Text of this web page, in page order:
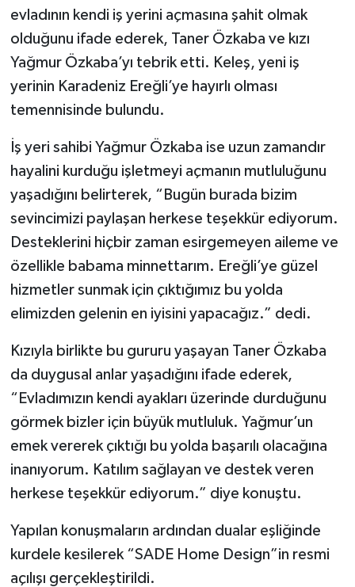
evladının kendi iş yerini açmasına şahit olmak
olduğunu ifade ederek, Taner Özkaba ve kızı
Yağmur Özkaba’yı tebrik etti. Keleş, yeni iş
yerinin Karadeniz Ereğli’ye hayırlı olması
temennisinde bulundu.
İş yeri sahibi Yağmur Özkaba ise uzun zamandır
hayalini kurduğu işletmeyi açmanın mutluluğunu
yaşadığını belirterek, “Bugün burada bizim
sevincimizi paylaşan herkese teşekkür ediyorum.
Desteklerini hiçbir zaman esirgemeyen aileme ve
özellikle babama minnettarım. Ereğli’ye güzel
hizmetler sunmak için çıktığımız bu yolda
elimizden gelenin en iyisini yapacağız.” dedi.
Kızıyla birlikte bu gururu yaşayan Taner Özkaba
da duygusal anlar yaşadığını ifade ederek,
“Evladımızın kendi ayakları üzerinde durduğunu
görmek bizler için büyük mutluluk. Yağmur’un
emek vererek çıktığı bu yolda başarılı olacağına
inanıyorum. Katılım sağlayan ve destek veren
herkese teşekkür ediyorum.” diye konuştu.
Yapılan konuşmaların ardından dualar eşliğinde
kurdele kesilerek “SADE Home Design”in resmi
açılışı gerçekleştirildi.